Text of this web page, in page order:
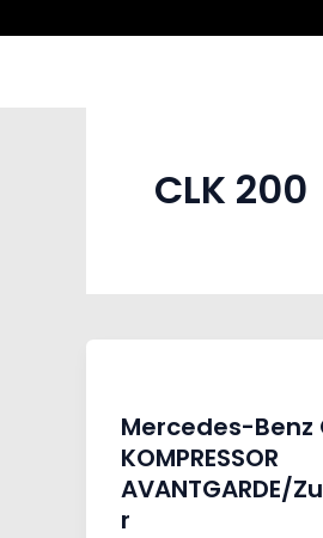
CLK 200
Mercedes-Benz
KOMPRESSOR
AVANTGARDE/
r